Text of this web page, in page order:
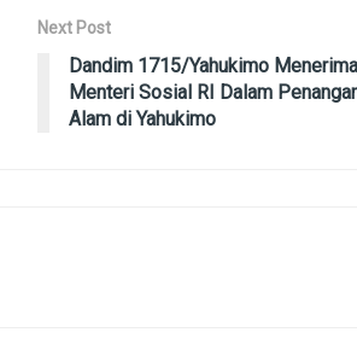
Next Post
Dandim 1715/Yahukimo
Menteri Sosial RI Dalam
Alam di Yahukimo